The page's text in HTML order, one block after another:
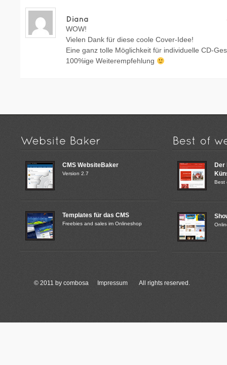
WOW!
Vielen Dank für diese coole Cover-Idee!
Eine ganz tolle Möglichkeit für individuelle CD-
100%ige Weiterempfehlung
CMS WebsiteBaker
Version 2.7
Templates für das CMS
Freebies and sales im Onlineshop
Der
Best
© 2011 by combosa Impressum All rights reserved.